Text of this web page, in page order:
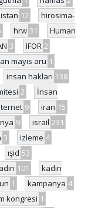
12
hirosima-
hrw 31
Human
3 IFOR 2
mayıs aru 1
insan hakları 138
2
İnsan
9 iran 15
9 israil 231
3 izleme 4
ışid 53
101
kadın
1 kampanya 4
kongresi 1